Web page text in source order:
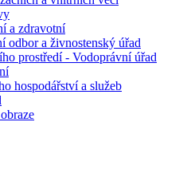
a zdravotní
odbor a živnostenský úřad
prostředí - Vodoprávní úřad
hospodářství a služeb